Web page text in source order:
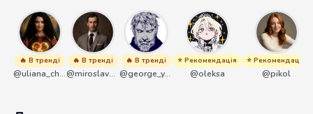
🔥 В тренді
@uliana_chernenko
🔥 В тренді
@miroslavmaniyk
🔥 В тренді
@george_y_lawlett
⭐ Рекомендація
@oleksa
⭐ Рекомендація
@pikol